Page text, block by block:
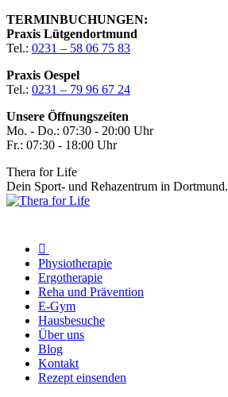
Zum
Inhalt
springen
TERMINBUCHUNGEN:
Praxis Lütgendortmund
Tel.: 0231 – 58 06 75 83
Praxis Oespel
Tel.: 0231 – 79 96 67 24
Unsere Öffnungszeiten
Mo. - Do.: 07:30 - 20:00 Uhr
Fr.: 07:30 - 18:00 Uhr
Thera for Life
Dein Sport- und Rehazentrum in Dortmund.
Physiotherapie
Ergotherapie
Reha und Prävention
E-Gym
Hausbesuche
Über uns
Blog
Kontakt
Rezept einsenden